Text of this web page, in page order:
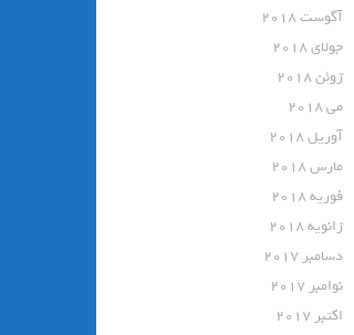
آگوست 2018
جولای 2018
ژوئن 2018
می 2018
آوریل 2018
مارس 2018
فوریه 2018
ژانویه 2018
دسامبر 2017
نوامبر 2017
اکتبر 2017